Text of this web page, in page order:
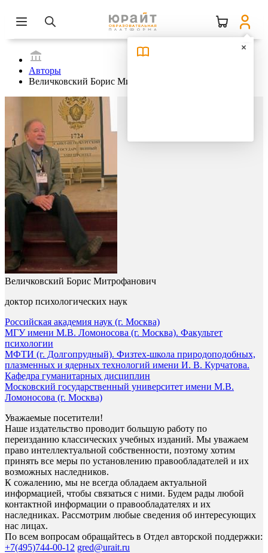
Авторы
Величковский Борис Митрофанович
Величковский Борис Митрофанович
доктор психологических наук
Российская академия наук (г. Москва)
МГУ имени М.В. Ломоносова (г. Москва). Факультет
психологии
МФТИ (г. Долгопрудный). Физтех-школа природоподобных,
плазменных и ядерных технологий имени И. В. Курчатова.
Кафедра гуманитарных дисциплин
Московский государственный университет имени М.В.
Ломоносова (г. Москва)
Уважаемые посетители!
Наше издательство проводит большую работу по
переизданию классических учебных изданий. Мы уважаем
право интеллектуальной собственности, поэтому хотим
принять все меры по установлению правообладателей и их
возможных наследников.
К сожалению, мы не всегда обладаем актуальной
информацией, чтобы связаться с ними. Будем рады любой
контактной информации о правообладателях и их
наследниках. Рассмотрим любые сведения об интересующих
нас лицах.
По всем вопросам обращайтесь в Отдел авторской поддержки:
+7(495)744-00-12 gred@urait.ru